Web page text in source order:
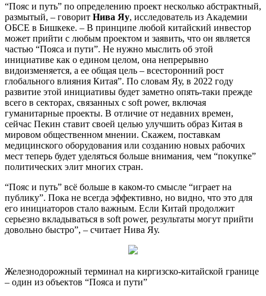
“Пояс и путь” по определению проект несколько абстрактный,
размытый, – говорит Нива Яу, исследователь из Академии
ОБСЕ в Бишкеке. – В принципе любой китайский инвестор
может прийти с любым проектом и заявить, что он является
частью “Пояса и пути”. Не нужно мыслить об этой
инициативе как о едином целом, она непрерывно
видоизменяется, а ее общая цель – всесторонний рост
глобального влияния Китая”. По словам Яу, в 2022 году
развитие этой инициативы будет заметно опять-таки прежде
всего в секторах, связанных с soft power, включая
гуманитарные проекты. В отличие от недавних времен,
сейчас Пекин ставит своей целью улучшить образ Китая в
мировом общественном мнении. Скажем, поставкам
медицинского оборудования или созданию новых рабочих
мест теперь будет уделяться больше внимания, чем “покупке”
политических элит многих стран.
“Пояс и путь” всё больше в каком-то смысле “играет на
публику”. Пока не всегда эффективно, но видно, что это для
его инициаторов стало важным. Если Китай продолжит
серьезно вкладываться в soft power, результаты могут прийти
довольно быстро”, – считает Нива Яу.
Железнодорожный терминал на киргизско-китайской границе
– один из объектов “Пояса и пути”